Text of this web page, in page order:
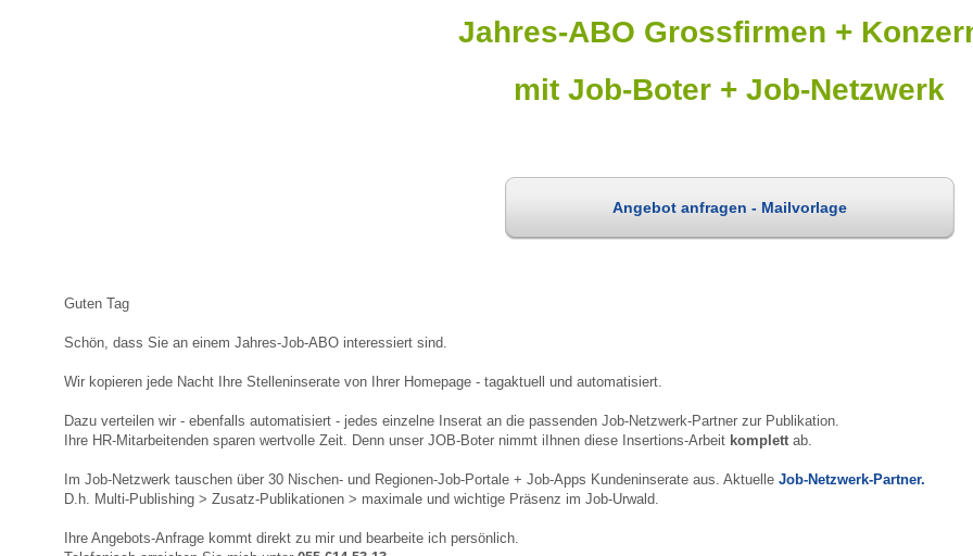
Jahres-ABO Grossfirmen +
mit Job-Boter + Job-Netzwerk
Angebot anfragen - Mailvorlage
Guten Tag
Schön, dass Sie an einem Jahres-Job-ABO interessiert sind.
Wir kopieren jede Nacht Ihre Stelleninserate von Ihrer Homepage - tagaktuell und automatisiert.
Dazu verteilen wir - ebenfalls automatisiert - jedes einzelne Inserat an die passenden Job-Netzwerk-Partner zur Publikation.
Ihre HR-Mitarbeitenden sparen wertvolle Zeit. Denn unser JOB-Boter nimmt iIhnen diese Insertions-Arbeit komplettab.
Im Job-Netzwerk tauschen über 30 Nischen- und Regionen-Job-Portale + Job-Apps Kundeninserate aus. Aktuelle Job-Netzwerk-Partner.
D.h. Multi-Publishing > Zusatz-Publikationen > maximale und wichtige Präsenz im Job-Urwald.
Ihre Angebots-Anfrage kommt direkt zu mir und bearbeite ich persönlich.